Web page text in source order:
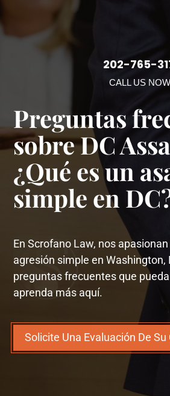
202-765-
CALL US NOW
Preguntas
sobre DC
¿Qué es un
simple en
En Scrofano Law, nos
agresión simple en Washington,
preguntas frecuentes que
aprenda más aquí.
Solicite Una Evaluación De Su